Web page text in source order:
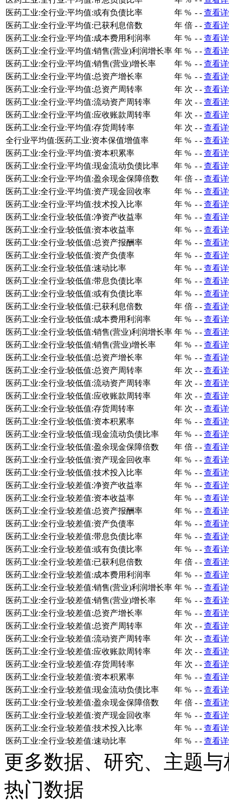
医药工业:全行业:平均值:或有负债比率
年 % - - 查看
医药工业:全行业:平均值:已获利息倍数
年 倍 - - 查看
医药工业:全行业:平均值:成本费用利润率
年 % - - 查看
医药工业:全行业:平均值:销售(营业)利润增长率 年 % - - 查看
医药工业:全行业:平均值:销售(营业)增长率
年 % - - 查看
医药工业:全行业:平均值:总资产增长率
年 % - - 查看
医药工业:全行业:平均值:总资产周转率
年 次 - - 查看
医药工业:全行业:平均值:流动资产周转率
年 次 - - 查看
医药工业:全行业:平均值:应收账款周转率
年 次 - - 查看
医药工业:全行业:平均值:存货周转率
年 次 - - 查看
全行业平均值:医药工业:资本保值增值率
年 % - - 查看
医药工业:全行业:平均值:资本积累率
年 % - - 查看
医药工业:全行业:平均值:现金流动负债比率
年 % - - 查看
医药工业:全行业:平均值:盈余现金保障倍数
年 倍 - - 查看
医药工业:全行业:平均值:资产现金回收率
年 % - - 查看
医药工业:全行业:平均值:技术投入比率
年 % - - 查看
医药工业:全行业:较低值:净资产收益率
年 % - - 查看
医药工业:全行业:较低值:资本收益率
年 % - - 查看
医药工业:全行业:较低值:总资产报酬率
年 % - - 查看
医药工业:全行业:较低值:资产负债率
年 % - - 查看
医药工业:全行业:较低值:速动比率
年 % - - 查看
医药工业:全行业:较低值:带息负债比率
年 % - - 查看
医药工业:全行业:较低值:或有负债比率
年 % - - 查看
医药工业:全行业:较低值:已获利息倍数
年 倍 - - 查看
医药工业:全行业:较低值:成本费用利润率
年 % - - 查看
医药工业:全行业:较低值:销售(营业)利润增长率 年 % - - 查看
医药工业:全行业:较低值:销售(营业)增长率
年 % - - 查看
医药工业:全行业:较低值:总资产增长率
年 % - - 查看
医药工业:全行业:较低值:总资产周转率
年 次 - - 查看
医药工业:全行业:较低值:流动资产周转率
年 次 - - 查看
医药工业:全行业:较低值:应收账款周转率
年 次 - - 查看
医药工业:全行业:较低值:存货周转率
年 次 - - 查看
医药工业:全行业:较低值:资本积累率
年 % - - 查看
医药工业:全行业:较低值:现金流动负债比率
年 % - - 查看
医药工业:全行业:较低值:盈余现金保障倍数
年 倍 - - 查看
医药工业:全行业:较低值:资产现金回收率
年 % - - 查看
医药工业:全行业:较低值:技术投入比率
年 % - - 查看
医药工业:全行业:较差值:净资产收益率
年 % - - 查看
医药工业:全行业:较差值:资本收益率
年 % - - 查看
医药工业:全行业:较差值:总资产报酬率
年 % - - 查看
医药工业:全行业:较差值:资产负债率
年 % - - 查看
医药工业:全行业:较差值:带息负债比率
年 % - - 查看
医药工业:全行业:较差值:或有负债比率
年 % - - 查看
医药工业:全行业:较差值:已获利息倍数
年 倍 - - 查看
医药工业:全行业:较差值:成本费用利润率
年 % - - 查看
医药工业:全行业:较差值:销售(营业)利润增长率 年 % - - 查看
医药工业:全行业:较差值:销售(营业)增长率
年 % - - 查看
医药工业:全行业:较差值:总资产增长率
年 % - - 查看
医药工业:全行业:较差值:总资产周转率
年 次 - - 查看
医药工业:全行业:较差值:流动资产周转率
年 次 - - 查看
医药工业:全行业:较差值:应收账款周转率
年 次 - - 查看
医药工业:全行业:较差值:存货周转率
年 次 - - 查看
医药工业:全行业:较差值:资本积累率
年 % - - 查看
医药工业:全行业:较差值:现金流动负债比率
年 % - - 查看
医药工业:全行业:较差值:盈余现金保障倍数
年 倍 - - 查看
医药工业:全行业:较差值:资产现金回收率
年 % - - 查看
医药工业:全行业:较差值:技术投入比率
年 % - - 查看
医药工业:全行业:较差值:速动比率
年 % - - 查看
更多数据、研究、主题
热门数据